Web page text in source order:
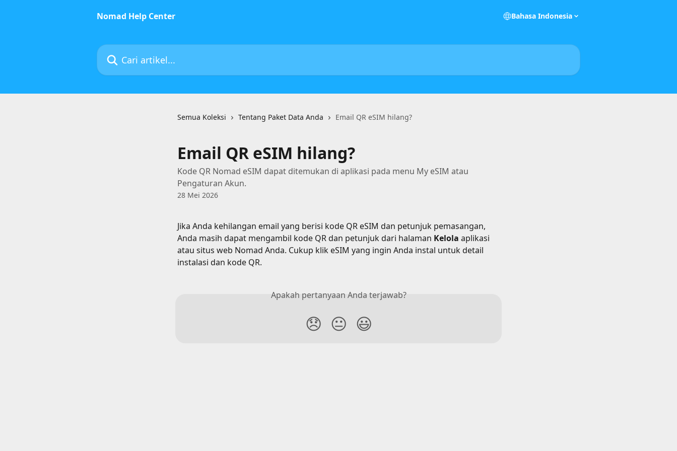
Nomad Help Center
Bahasa Indonesia
Cari artikel...
Semua Koleksi Tentang Paket Data Anda Email QR eSIM hilang?
Email QR eSIM hilang?
Kode QR Nomad eSIM dapat ditemukan di aplikasi pada menu My eSIM atau
Pengaturan Akun.
28 Mei 2026
Jika Anda kehilangan email yang berisi kode QR eSIM dan petunjuk pemasangan,
Anda masih dapat mengambil kode QR dan petunjuk dari halaman Kelola aplikasi
atau situs web Nomad Anda. Cukup klik eSIM yang ingin Anda instal untuk detail
instalasi dan kode QR.
Apakah pertanyaan Anda terjawab?
😞 😐 😃